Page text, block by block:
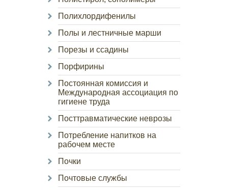
Полихлордифенилы
Полы и лестничные марши
Порезы и ссадины
Порфирины
Постоянная комиссия и
Международная ассоциация по
гигиене труда
Посттравматические неврозы
Потребление напитков на
рабочем месте
Почки
Почтовые службы